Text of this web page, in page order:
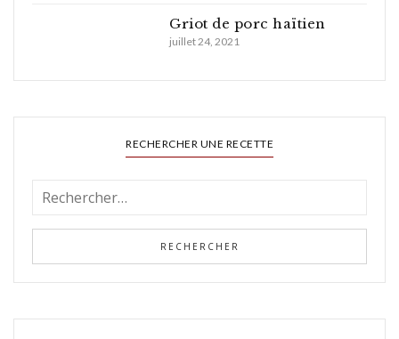
Griot de porc haïtien
juillet 24, 2021
RECHERCHER UNE RECETTE